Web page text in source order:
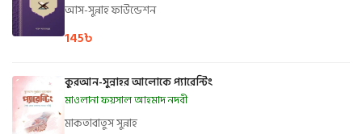
আস-সুন্নাহ ফাউন্ডেশন
145৳
কুরআন-সুন্নাহর আলোকে প্যারেন্টিং
মাওলানা ফয়সাল আহমাদ নদবী
মাকতাবাতুস সুন্নাহ